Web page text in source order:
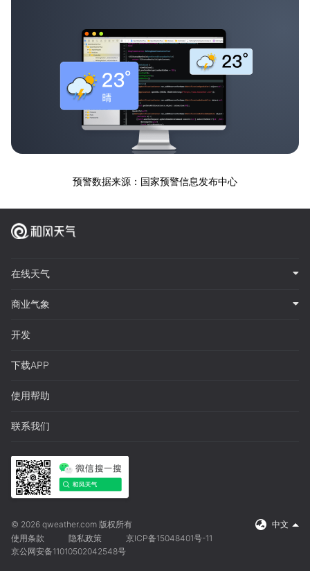
预警数据来源：国家预警信息发布中心
在线天气
商业气象
开发
下载APP
使用帮助
联系我们
© 2026 qweather.com 版权所有
中文
使用条款
隐私政策
京ICP备15048401号-11
京公网安备11010502042548号